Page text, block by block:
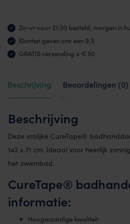
Zo-vr voor 21:30 besteld, morgen in
Klanten geven ons een 9,3
GRATIS verzending > € 50
Beschrijving Beoordelingen (0)
Beschrijving
Deze vrolijke CureTape®
142 x 71 cm. Ideaal voor heerlijk
het zwembad.
CureTape®
informatie:
Hoogwaardige kwaliteit